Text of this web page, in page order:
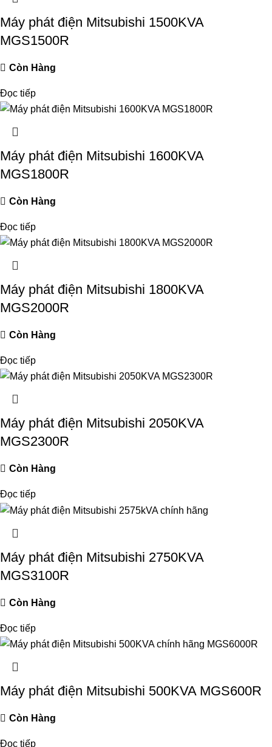
Máy phát điện Mitsubishi 1500KVA
MGS1500R
Còn Hàng
Đọc tiếp
Máy phát điện Mitsubishi 1600KVA
MGS1800R
Còn Hàng
Đọc tiếp
Máy phát điện Mitsubishi 1800KVA
MGS2000R
Còn Hàng
Đọc tiếp
Máy phát điện Mitsubishi 2050KVA
MGS2300R
Còn Hàng
Đọc tiếp
Máy phát điện Mitsubishi 2750KVA
MGS3100R
Còn Hàng
Đọc tiếp
Máy phát điện Mitsubishi 500KVA MGS600R
Còn Hàng
Đọc tiếp